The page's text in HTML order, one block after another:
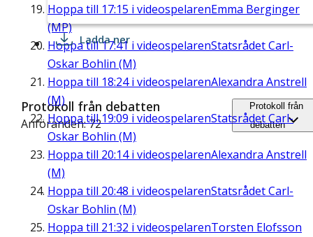
Hoppa till 17:15 i videospelarenEmma Berginger
(MP)
Hoppa till17:41 i videospelarenStatsrådet Carl-
Oskar Bohlin (M)
Hoppa till 18:24i videospelarenAlexandra Anstrell
(M)
Hoppa till19:09 i videospelarenStatsrådet Carl-
Oskar Bohlin (M)
Hoppa till 20:14i videospelarenAlexandra Anstrell
(M)
Hoppa till 20:48 i videospelarenStatsrådet Carl-
Oskar Bohlin (M)
Hoppa till 21:32 i videospelarenTorsten Elofsson
Ladda ner
Protokoll från debatten
Anföranden: 72
Protokoll från
debatten